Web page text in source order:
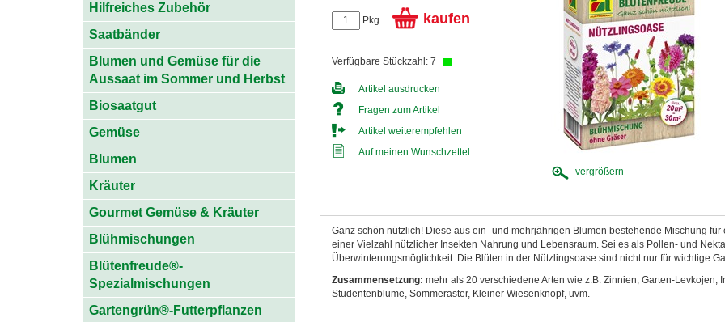
Pkg. kaufen
Verfügbare Stückzahl: 7
Artikel ausdrucken
Fragen zum Artikel
Artikel weiterempfehlen
Auf meinen Wunschzettel
vergrößern
Ganz schön nützlich! Diese aus ein- und mehrjährigen Blumen bestehende Mischung für
einer Vielzahl nützlicher Insekten Nahrung und Lebensraum. Sei es als Pollen- und
Überwinterungsmöglichkeit. Die Blüten in der Nützlingsoase sind nicht nur für wichtige
Zusammensetzung: mehr als 20 verschiedene Arten wie z.B. Zinnien, Garten-Levkojen,
Studentenblume, Sommeraster, Kleiner Wiesenknopf, uvm.
Hilfreiches Zubehör
Saatbänder
Blumen und Gemüse für die
Aussaat im Sommer und Herbst
Biosaatgut
Gemüse
Blumen
Kräuter
Gourmet Gemüse & Kräuter
Blühmischungen
Blütenfreude®-
Spezialmischungen
Gartengrün®-Futterpflanzen